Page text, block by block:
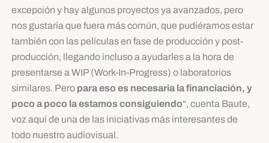
excepción y hay algunos proyectos ya avanzados, pero
nos gustaría que fuera más común, que pudiéramos estar
también con las películas en fase de producción y post-
producción, llegando incluso a ayudarles a la hora de
presentarse a WIP (Work-In-Progress) o laboratorios
similares. Pero para eso es necesaria la financiación, y
poco a poco la estamos consiguiendo“, cuenta Baute,
voz aquí de una de las iniciativas más interesantes de
todo nuestro audiovisual.